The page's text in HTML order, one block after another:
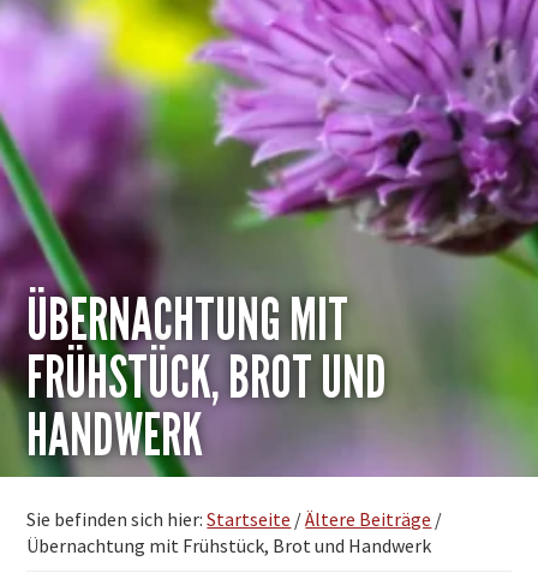
ÜBERNACHTUNG MIT
FRÜHSTÜCK, BROT UND
HANDWERK
Sie befinden sich hier:Startseite /Ältere Beiträge /
Übernachtung mit Frühstück, Brot und Handwerk